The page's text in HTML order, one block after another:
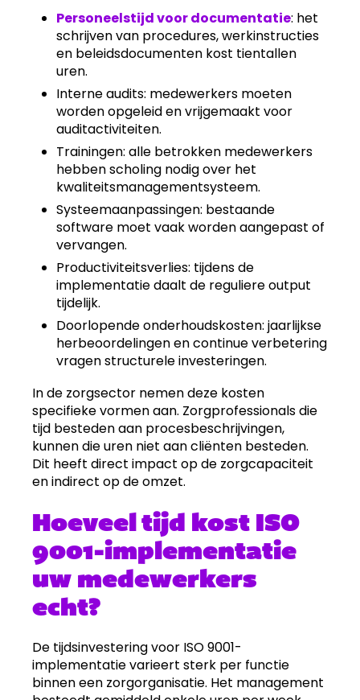
Personeelstijd voor documentatie: het
schrijven van procedures, werkinstructies
en beleidsdocumenten kost tientallen
uren.
Interne audits: medewerkers moeten
worden opgeleid en vrijgemaakt voor
auditactiviteiten.
Trainingen: alle betrokken medewerkers
hebben scholing nodig over het
kwaliteitsmanagementsysteem.
Systeemaanpassingen: bestaande
software moet vaak worden aangepast of
vervangen.
Productiviteitsverlies: tijdens de
implementatie daalt de reguliere output
tijdelijk.
Doorlopende onderhoudskosten: jaarlijkse
herbeoordelingen en continue verbetering
vragen structurele investeringen.
In de zorgsector nemen deze kosten
specifieke vormen aan. Zorgprofessionals die
tijd besteden aan procesbeschrijvingen,
kunnen die uren niet aan cliënten besteden.
Dit heeft direct impact op de zorgcapaciteit
en indirect op de omzet.
Hoeveel tijd kost ISO
9001-implementatie
uw medewerkers
echt?
De tijdsinvestering voor ISO 9001-
implementatie varieert sterk per functie
binnen een zorgorganisatie. Het management